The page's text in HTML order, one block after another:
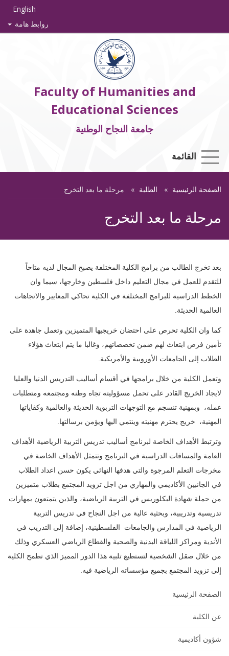
English
روابط هامة
Faculty of Humanities and
Educational Sciences
جامعة النجاح الوطنية
القائمة
الصفحة الرئيسية الطلبة مرحلة ما بعد التخرج
مرحلة ما بعد التخرج
بعد تخرج الطالب من برامج الكلية المختلفة يصبح المجال لديه متاحاً
للتقدم للعمل في ‏مجال التعليم داخل فلسطين وخارجها، سيما وان
الخطط الدراسية للبرامج ‏المختلفة في الكلية ‏تحاكي المعايير والاتجاهات
العالمية الحديثة
كما وان الكلية تحرص على احتضان خريجيها المتميزين وتعمل جاهدة على
تأمين فرص ‏ابتعاث لهم ‏ضمن تخصصاتهم، وغالبا ما يتم ابتعاث هؤلاء
الطلاب إلى الجامعات الأوروبية ‏والأمريكية
وتعمل الكلية من خلال برامجها في أقسام أساليب التدريس الدنيا والعليا
لايجاد الخريج ‏القادر على تحمل مسؤوليته تجاه وطنه ومجتمعه ومتطلبات
عمله، وبمهنية تنسجم مع التوجهات ‏التربوية الحديثة والعالمية وكفاياتها
المهنية، خريج يحترم مهنيته وينتمي اليها ويؤمن برسالتها.‏
وترتبط الأهداف الخاصة لبرنامج أساليب تدريس التربية الرياضية الأهداف
العامة ‏والمساقات الدراسية في البرنامج وتتمثل الأهداف الخاصة في
مخرجات التعلم المرجوة والتي هدفها ‏النهائي يكون حسن اعداد الطلاب
في الجانبين الأكاديمي والمهاري من اجل تزويد المجتمع بطلاب ‏متميزين
من حملة شهادة البكلوريس في التربية الرياضية، والذين يتمتعون بمهارات
تدريسية ‏وتدريبية، وبحثية عالية من اجل النجاح في تدريس التربية
الرياضية في المدارس والجامعات ‏الفلسطينية، إضافة إلى التدريب في
الأندية ومراكز اللياقة البدنية والصحية والقطاع الرياضي ‏العسكري وذلك
من خلال صقل الشخصية لتستطيع تلبية هذا الدور المميز الذي تطمح الكلية
إلى ‏تزويد المجتمع بجميع مؤسساته الرياضية فيه.‏
الصفحة الرئيسية
عن الكلية
شؤون أكاديمية